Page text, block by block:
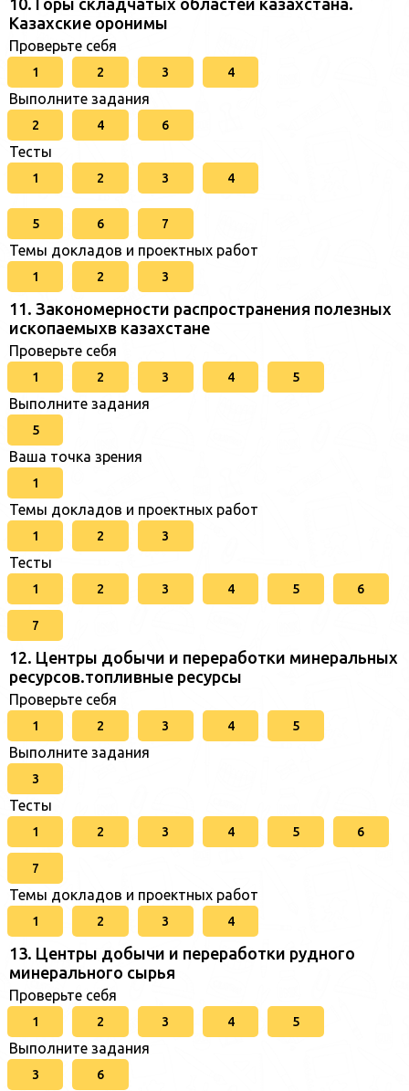
10. Горы складчатых областей казахстана.
Казахские оронимы
Проверьте себя
1 2 3 4
Выполните задания
2 4 6
Тесты
1 2 3 4
5 6 7
Темы докладов и проектных работ
1 2 3
11. Закономерности распространения полезных
ископаемыхв казахстане
Проверьте себя
1 2 3 4 5
Выполните задания
5
Ваша точка зрения
1
Темы докладов и проектных работ
1 2 3
Тесты
1 2 3 4 5 6
7
12. Центры добычи и переработки минеральных
ресурсов.топливные ресурсы
Проверьте себя
1 2 3 4 5
Выполните задания
3
Тесты
1 2 3 4 5 6
7
Темы докладов и проектных работ
1 2 3 4
13. Центры добычи и переработки рудного
минерального сырья
Проверьте себя
1 2 3 4 5
Выполните задания
3 6